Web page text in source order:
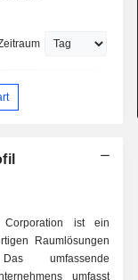
ist ein
Raumlösungen
umfassende
umfasst